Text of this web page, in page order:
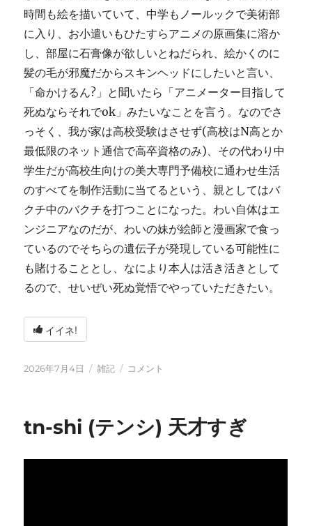
時間も絵を描いていて、中学もノールックで美術部
に入り、お小遣いもひたすらアニメの原画集に溶か
し、部屋に石膏像が欲しいとねだられ、絵かくのに
髪の毛が邪魔だからスキンヘッドにしたいと言い、
「命かけるん?」と聞いたら「アニメーター目指して
死ぬならそれでok」みたいなことを言う。なのでさ
っそく、我が家は高校受験はさせず(高校はN高とか
最低限のネット通信で高卒資格のみ)、その代わり中
学生だが高校生向けの美大専門予備校に通わせ生活
のすべてを制作活動に当てるという、親としてはバ
クチ中のバクチを打つことになった。わい自体はエ
ンジニアなのだが、わいの妹が絵師と漫画家で食っ
ているのでそちらの遺伝子が発現している可能性に
も賭けることとし、なにより本人は活き活きとして
るので、せいぜい死ぬ覚悟でやっていただきたい。
イイネ!
投
2026年7月4日
カ
ー
雑記
い
と
コメント
tn-shi (テンシ) 天才すぎ